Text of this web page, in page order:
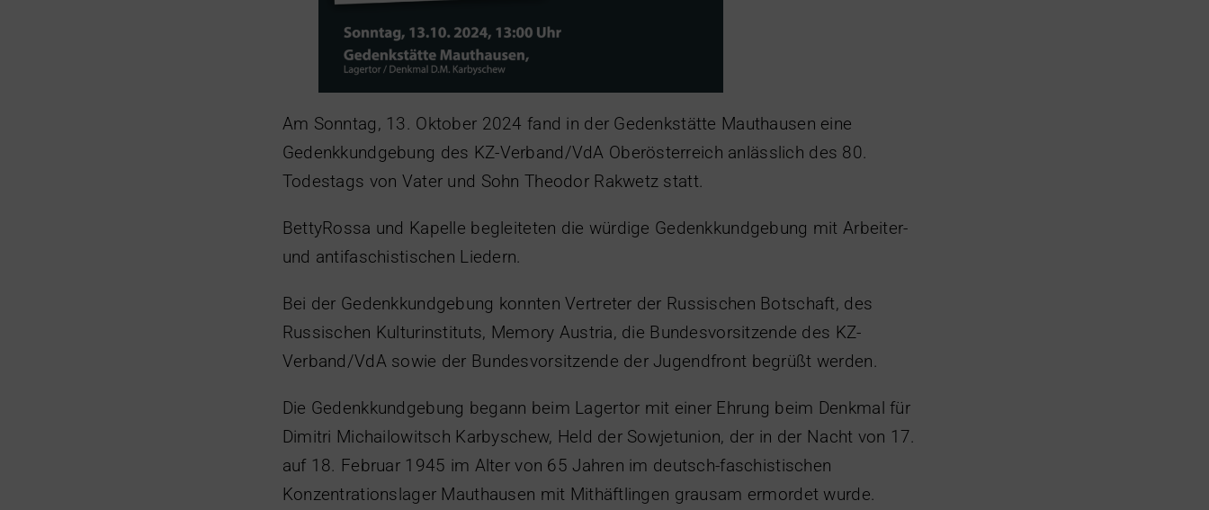
Am Sonntag, 13. Oktober 2024 fand in der Gedenkstätte Mauthausen eine
Gedenkkundgebung des KZ-Verband/VdA Oberösterreich anlässlich des 80.
Todestags von Vater und Sohn Theodor Rakwetz statt.
BettyRossa und Kapelle begleiteten die würdige Gedenkkundgebung mit Arbeiter-
und antifaschistischen Liedern.
Bei der Gedenkkundgebung konnten Vertreter der Russischen Botschaft, des
Russischen Kulturinstituts, Memory Austria, die Bundesvorsitzende des KZ-
Verband/VdA sowie der Bundesvorsitzende der Jugendfront begrüßt werden.
Die Gedenkkundgebung begann beim Lagertor mit einer Ehrung beim Denkmal für
Dimitri Michailowitsch Karbyschew, Held der Sowjetunion, der in der Nacht von 17.
auf 18. Februar 1945 im Alter von 65 Jahren im deutsch-faschistischen
Konzentrationslager Mauthausen mit Mithäftlingen grausam ermordet wurde.